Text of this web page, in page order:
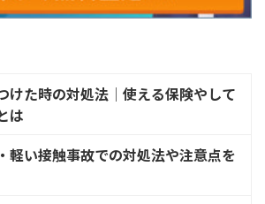
けた時の対処法│使える保険やして
は
軽い接触事故での対処法や注意点を